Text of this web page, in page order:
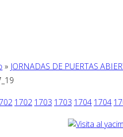
» JORNADAS DE PUERTAS
1702 1703 1703 1704 1704